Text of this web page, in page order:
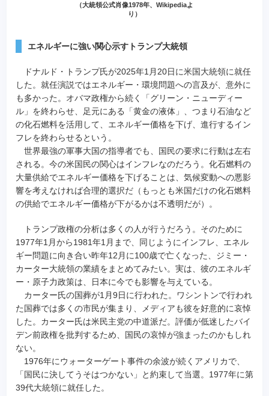
（大統領公式肖像1978年、Wikipediaよ
り）
エネルギーに強い関心示すトランプ大統領
ドナルド・トランプ氏が2025年1月20日に米国大統領に就任
した。就任演説ではエネルギー・環境問題への言及が、意外に
も多かった。オバマ政権から続く「グリーン・ニューディー
ル」を終わらせ、足元にある「黄金の液体」、つまり石油など
の化石燃料を活用して、エネルギー価格を下げ、進行するイン
フレを終わらせるという。
世界最強の軍事大国の指導者でも、国民の要求に行動は左右
される。今の米国民の関心はインフレなのだろう。化石燃料の
大量供給でエネルギー価格を下げることは、気候変動への悪影
響を考えなければ合理的選択だ（もっとも米国だけの化石燃料
の供給でエネルギー価格が下がるかは不透明だが）。
トランプ政権の分析は多くの人が行うだろう。そのために
1977年1月から1981年1月まで、同じようにインフレ、エネル
ギー問題に向き合い昨年12月に100歳で亡くなった、ジミー・
カーター大統領の業績をまとめてみたい。実は、彼のエネルギ
ー・原子力政策は、日本に今でも影響を与えている。
カーター氏の国葬が1月9日に行われた。ワシントンで行われ
た国葬では多くの市民が集まり、メディアも彼を好意的に哀悼
した。カーター氏は米民主党の中道派だ。評価が低迷したバイ
デン前政権を批判するため、国民の哀悼が強まったのかもしれ
ない。
1976年にウォーターゲート事件の余波が続くアメリカで、
「国民に決してうそはつかない」と約束して当選。1977年に第
39代大統領に就任した。